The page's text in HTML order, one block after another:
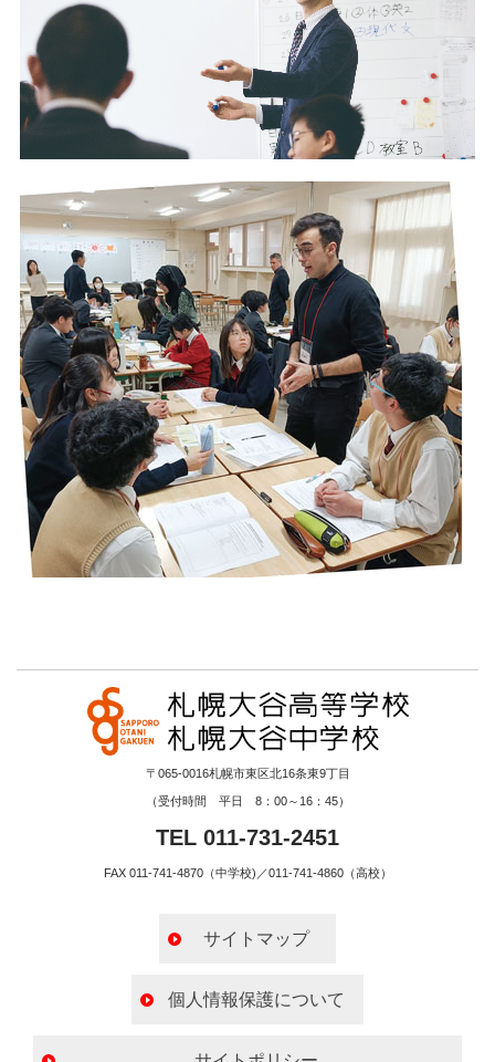
〒065-0016札幌市東区北16条東9丁目
（受付時間 平日 8：00～16：45）
TEL 011-731-2451
FAX 011-741-4870（中学校)／011-741-4860（高校）
サイトマップ
個人情報保護について